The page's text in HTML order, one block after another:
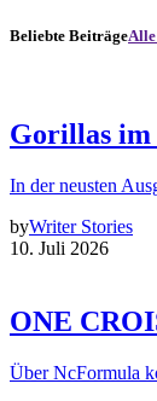
Beliebte BeiträgeAlle
Gorillas
In der neusten
byWriter Stories
10. Juli 2026
ONE
Über NcFormula